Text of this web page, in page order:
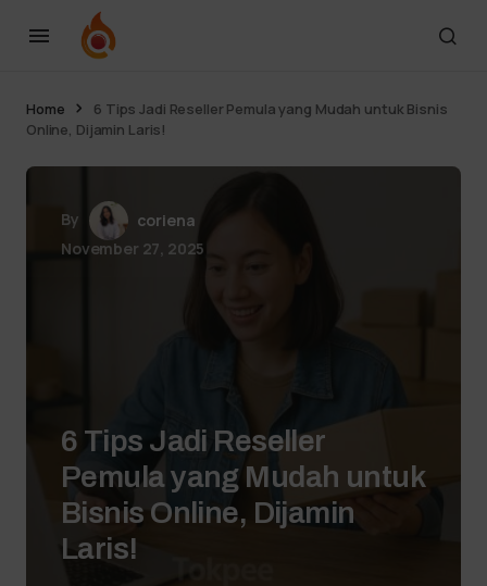
Home
6 Tips Jadi Reseller Pemula yang Mudah untuk Bisnis
Online, Dijamin Laris!
By
coriena
November 27, 2025
6 Tips Jadi Reseller
Pemula yang Mudah untuk
Bisnis Online, Dijamin
Laris!